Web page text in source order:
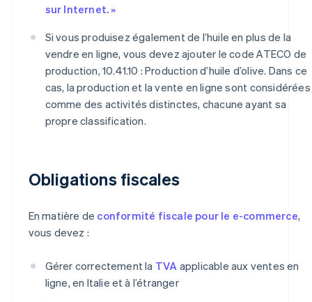
sur Internet. »
Si vous produisez également de l’huile en plus de la
vendre en ligne, vous devez ajouter le code ATECO de
production, 10.41.10 : Production d’huile d’olive. Dans ce
cas, la production et la vente en ligne sont considérées
comme des activités distinctes, chacune ayant sa
propre classification.
Obligations fiscales
En matière de conformité fiscale pour le e-commerce,
vous devez :
Gérer correctement la TVA applicable aux ventes en
ligne, en Italie et à l’étranger